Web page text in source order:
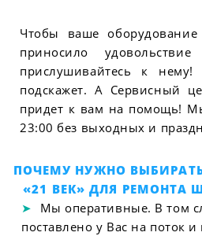
Чтобы ваше
приносило
прислушивайтесь к
подскажет. А Сервисный
придет к вам на помощь!
23:00 без выходных и
ПОЧЕМУ НУЖНО
«21 ВЕК» ДЛЯ
Мы оперативные. В том
поставлено у Вас на поток